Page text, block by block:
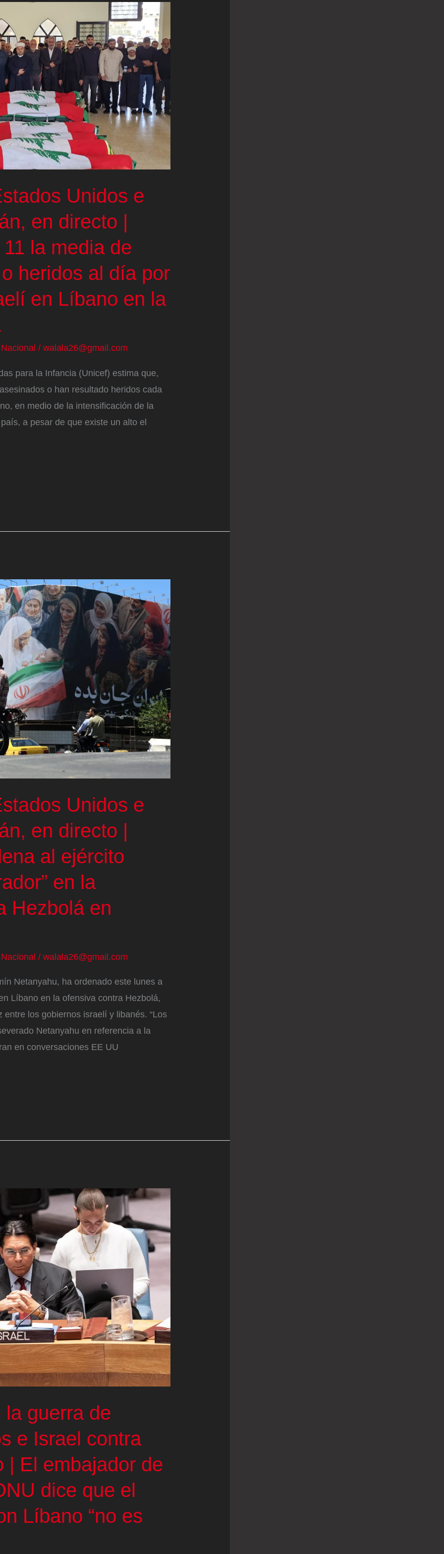
Unidos e
en directo |
la media de
heridos al día por
en Líbano en la
Nacional / walala26@gmail.com
para la Infancia (Unicef) estima que,
o han resultado heridos cada
en medio de la intensificación de la
a pesar de que existe un alto el
Unidos e
en directo |
al ejército
en la
Hezbolá en
Nacional / walala26@gmail.com
Netanyahu, ha ordenado este lunes a
Líbano en la ofensiva contra Hezbolá,
los gobiernos israelí y libanés. “Los
Netanyahu en referencia a la
en conversaciones EE UU
la guerra de
e Israel contra
| El embajador de
dice que el
Líbano “no es